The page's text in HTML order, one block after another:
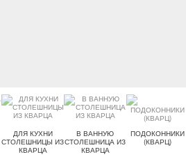
ДЛЯ КУХНИ
СТОЛЕШНИЦЫ ИЗ
КВАРЦА
В ВАННУЮ
СТОЛЕШНИЦА ИЗ
КВАРЦА
ПОДОКОННИКИ
(КВАРЦ)